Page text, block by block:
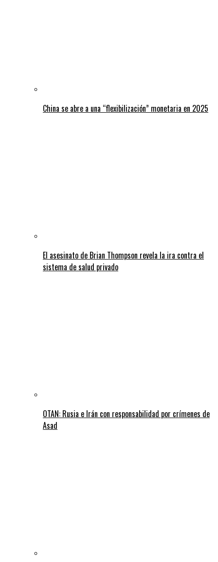
China se abre a una “flexibilización” monetaria en 2025
El asesinato de Brian Thompson revela la ira contra el
sistema de salud privado
OTAN: Rusia e Irán con responsabilidad por crímenes de
Asad